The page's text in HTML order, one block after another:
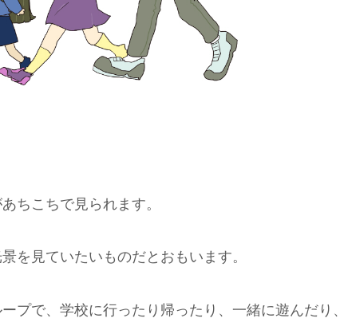
ちこちで見られます。
を見ていたいものだとおもいます。
プで、学校に行ったり帰ったり、一緒に遊んだり、